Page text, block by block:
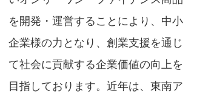
を開発・運営することにより、中小
企業様の力となり、創業支援を通じ
て社会に貢献する企業価値の向上を
目指しております。近年は、東南ア